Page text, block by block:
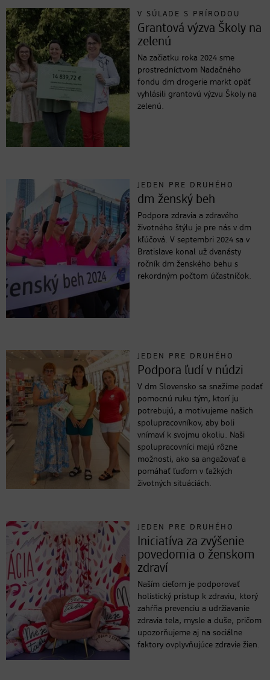
V SÚLADE S PRÍRODOU
Grantová výzva Školy na
zelenú
Na začiatku roka 2024 sme
prostredníctvom Nadačného
fondu dm drogerie markt opäť
vyhlásili grantovú výzvu Školy na
zelenú.
JEDEN PRE DRUHÉHO
dm ženský beh
Podpora zdravia a zdravého
životného štýlu je pre nás v dm
kľúčová. V septembri 2024 sa v
Bratislave konal už dvanásty
ročník dm ženského behu s
rekordným počtom účastníčok.
JEDEN PRE DRUHÉHO
Podpora ľudí v núdzi
V dm Slovensko sa snažíme podať
pomocnú ruku tým, ktorí ju
potrebujú, a motivujeme našich
spolupracovníkov, aby boli
vnímaví k svojmu okoliu. Naši
spolupracovníci majú rôzne
možnosti, ako sa angažovať a
pomáhať ľuďom v ťažkých
životných situáciách.
JEDEN PRE DRUHÉHO
Iniciatíva za zvýšenie
povedomia o ženskom
zdraví
Naším cieľom je podporovať
holistický prístup k zdraviu, ktorý
zahŕňa prevenciu a udržiavanie
zdravia tela, mysle a duše, pričom
upozorňujeme aj na sociálne
faktory ovplyvňujúce zdravie žien.